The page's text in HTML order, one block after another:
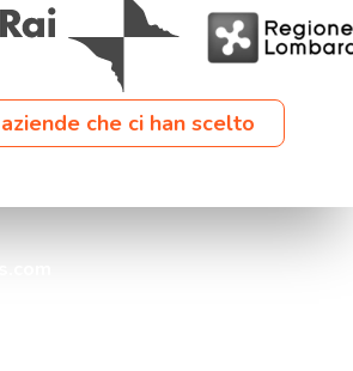
che ci han scelto